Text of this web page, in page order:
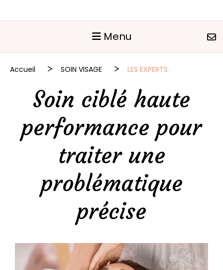
Menu
Accueil SOIN VISAGE LES EXPERTS
Soin ciblé haute
performance pour
traiter une
problématique
précise